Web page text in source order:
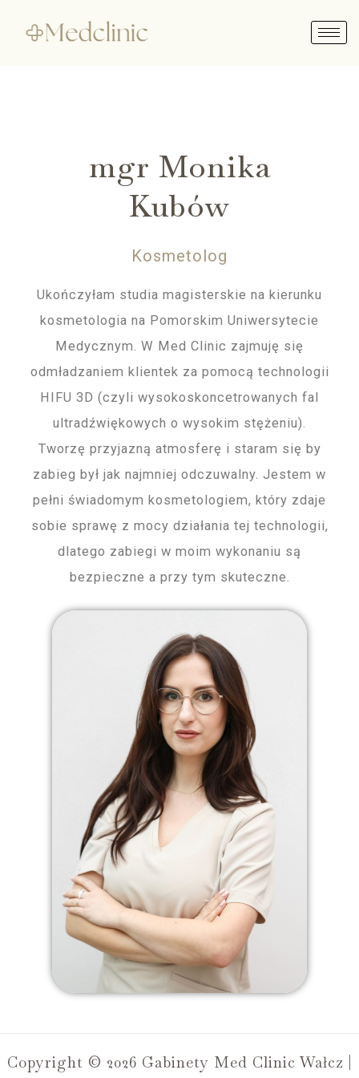
mgr Monika
Kubów
Kosmetolog
Ukończyłam studia magisterskie na kierunku
kosmetologia na Pomorskim Uniwersytecie
Medycznym. W Med Clinic zajmuję się
odmładzaniem klientek za pomocą technologii
HIFU 3D (czyli wysokoskoncetrowanych fal
ultradźwiękowych o wysokim stężeniu).
Tworzę przyjazną atmosferę i staram się by
zabieg był jak najmniej odczuwalny. Jestem w
pełni świadomym kosmetologiem, który zdaje
sobie sprawę z mocy działania tej technologii,
dlatego zabiegi w moim wykonaniu są
bezpieczne a przy tym skuteczne.
Copyright © 2026 Gabinety Med Clinic Wałcz |